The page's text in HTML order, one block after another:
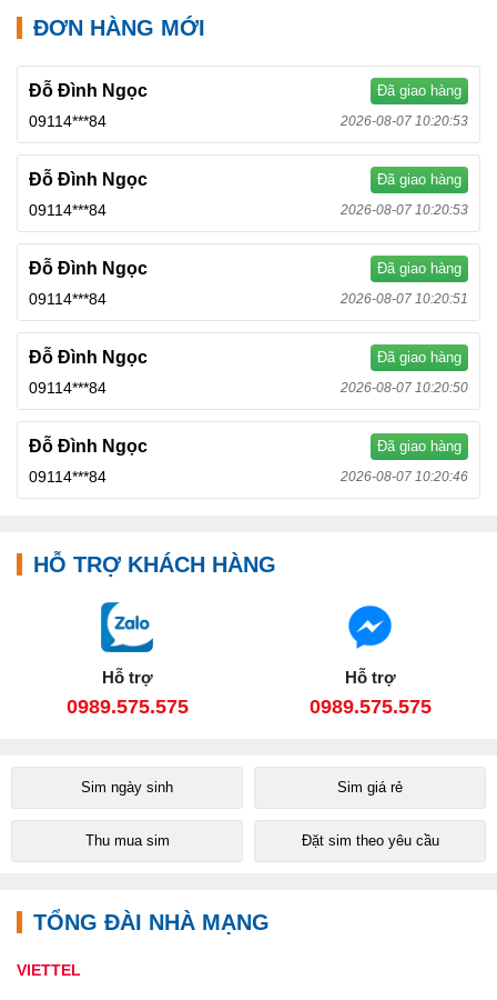
ĐƠN HÀNG MỚI
Đỗ Đình Ngọc Đã giao hàng
09114***84 2026-08-07 10:20:53
Đỗ Đình Ngọc Đã giao hàng
09114***84 2026-08-07 10:20:53
Đỗ Đình Ngọc Đã giao hàng
09114***84 2026-08-07 10:20:51
Đỗ Đình Ngọc Đã giao hàng
09114***84 2026-08-07 10:20:50
Đỗ Đình Ngọc Đã giao hàng
09114***84 2026-08-07 10:20:46
HỖ TRỢ KHÁCH HÀNG
Hỗ trợ
0989.575.575
Hỗ trợ
0989.575.575
Sim ngày sinh Sim giá rẻ
Thu mua sim Đặt sim theo yêu cầu
TỔNG ĐÀI NHÀ MẠNG
VIETTEL